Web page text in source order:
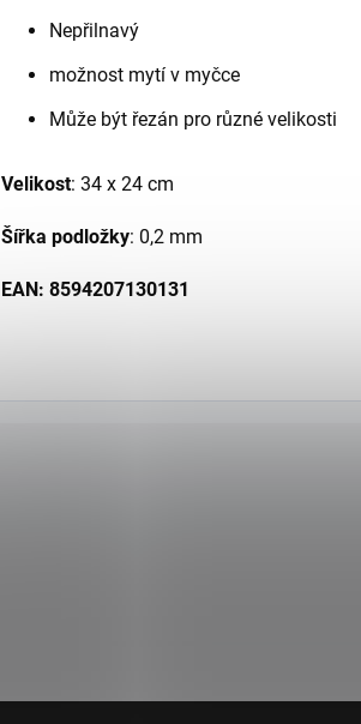
Nepřilnavý
možnost mytí v myčce
Může být řezán pro různé velikosti
Velikost: 34 x 24 cm
Šířka podložky: 0,2 mm
EAN: 8594207130131